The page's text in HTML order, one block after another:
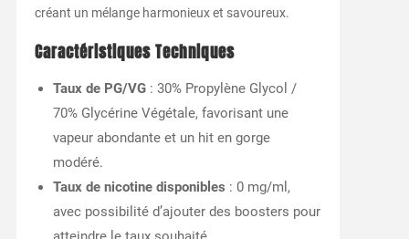
créant un mélange harmonieux et savoureux.
Caractéristiques Techniques
Taux de PG/VG: 30% Propylène Glycol /
70% Glycérine Végétale, favorisant une
vapeur abondante et un hit en gorge
modéré.
Taux de nicotine disponibles : 0 mg/ml,
avec possibilité d’ajouter des boosters pour